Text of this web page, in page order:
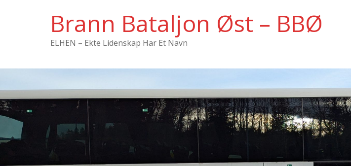
Brann Bataljon Øst – BBØ
ELHEN – Ekte Lidenskap Har Et Navn